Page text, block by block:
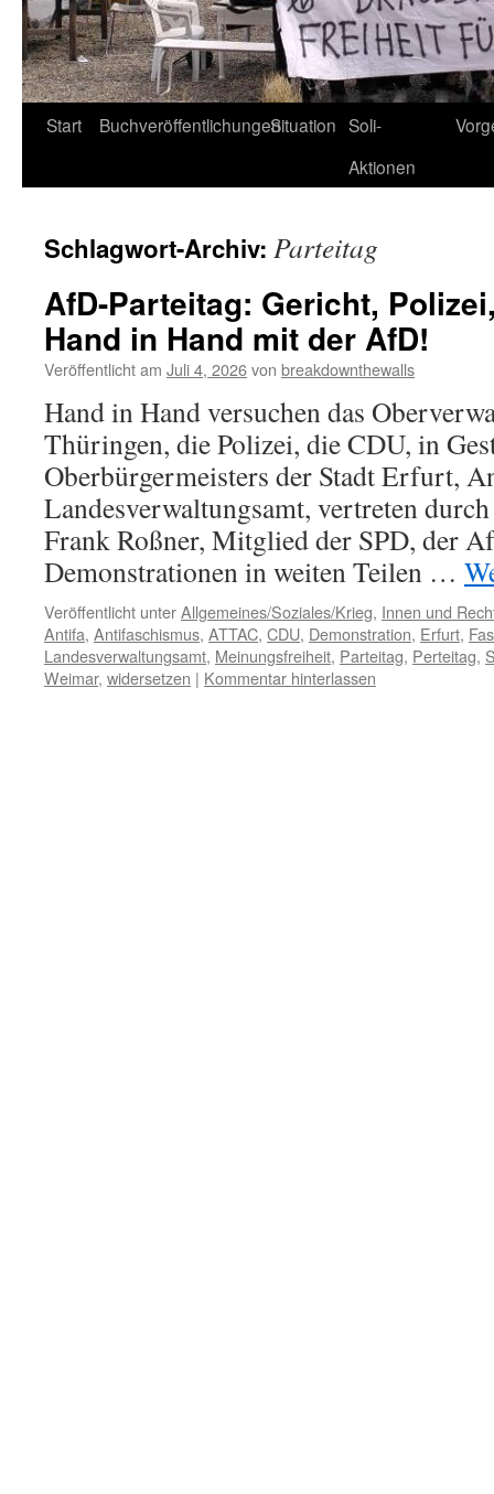
Start BuchveröffentlichungenSituation Soli-
Aktionen
Schlagwort-Archiv: Parteitag
AfD-Parteitag: Gericht,
Hand in Hand mit der AfD!
Veröffentlicht am Juli 4, 2026von breakdownthewalls
Hand in Hand versuchen das
Thüringen, die Polizei, die CDU, in
Oberbürgermeisters der Stadt Erfurt,
Landesverwaltungsamt, vertreten durch
Frank Roßner, Mitglied der SPD, der
Demonstrationen in weiten Teilen …
Veröffentlicht unterAllgemeines/Soziales/Krieg, Innen und
Antifa, Antifaschismus, ATTAC, CDU, Demonstration, Erfurt,
Landesverwaltungsamt, Meinungsfreiheit, Parteitag, Perteitag,
Weimar, widersetzen | Kommentar hinterlassen